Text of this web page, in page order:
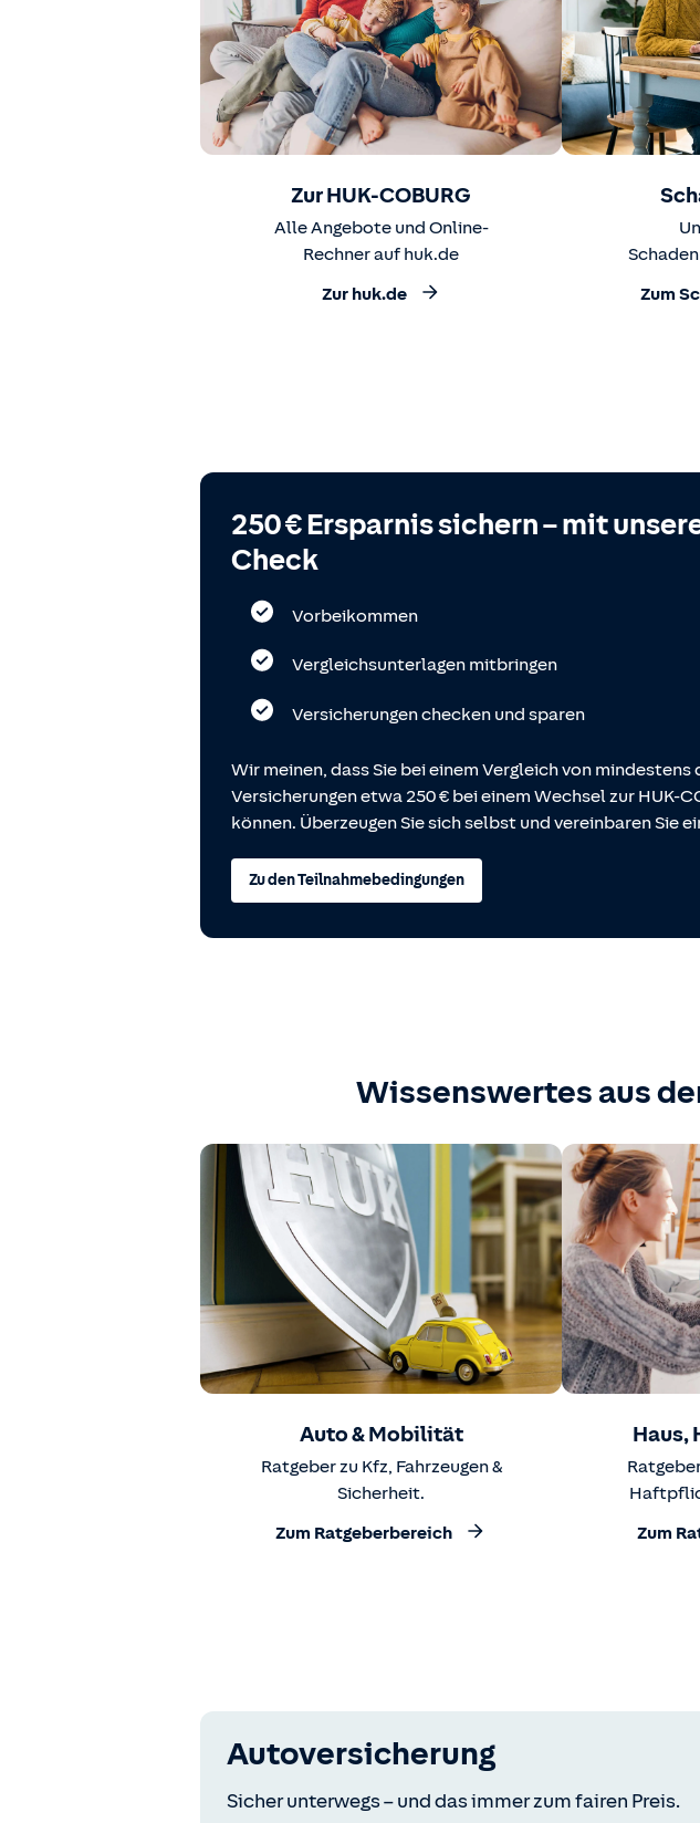
Zur HUK-COBURG
Alle Angebote und Online-
Rechner auf huk.de
Zur huk.de Zum
250 € Ersparnis sichern – mit
Check
Vorbeikommen
Vergleichsunterlagen mitbringen
Versicherungen checken und sparen
Wir meinen, dass Sie bei einem Vergleich von mindestens
Versicherungen etwa 250 € bei einem Wechsel zur HUK-
können. Überzeugen Sie sich selbst und vereinbaren Sie
Zu den Teilnahmebedingungen
Wissenswertes aus
Auto & Mobilität
Ratgeber zu Kfz, Fahrzeugen &
Sicherheit.
Zum Ratgeberbereich
Haus,
Zum
Autoversicherung
Sicher unterwegs – und das immer zum fairen Preis.